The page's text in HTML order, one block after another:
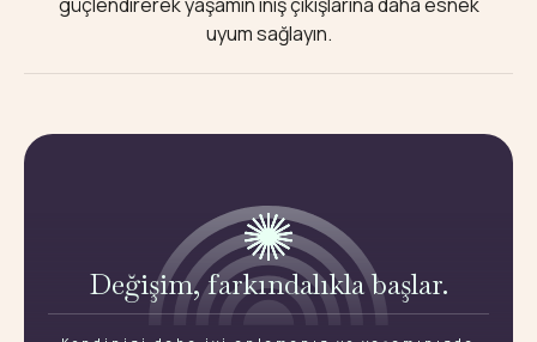
uyum sağlayın.
Değişim, farkındalıkla başlar.